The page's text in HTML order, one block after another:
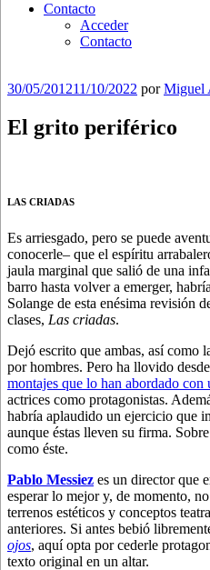
Contacto
Acceder
Contacto
Publicado
30/05/201211/10/2022 porMiguel
El grito periférico
LAS CRIADAS
Es arriesgado, pero se puede
conocerle– que el espíritu
jaula marginal que salió de una
barro hasta volver a emerger,
Solange de esta enésima revisión
clases, Las criadas.
Dejó escrito que ambas, así como
por hombres. Pero ha llovido
montajes que lo han abordado con
actrices como protagonistas.
habría aplaudido un ejercicio que
aunque éstas lleven su firma.
como éste.
Pablo Messiez es un director que
esperar lo mejor y, de momento,
terrenos estéticos y conceptos
anteriores. Si antes bebió
ojos, aquí opta por cederle
texto original en un altar.